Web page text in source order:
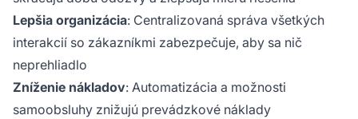
Lepšia organizácia: Centralizovaná správa všetkých
interakcií so zákazníkmi zabezpečuje, aby sa nič
neprehliadlo
Zníženie nákladov: Automatizácia a možnosti
samoobsluhy znižujú prevádzkové náklady